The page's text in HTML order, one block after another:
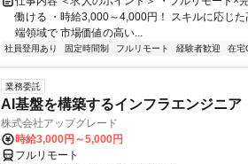
働ける ・時給3,000～4,000円！ スキルに応じ
端領域で 市場価値の高い...
社員登用あり 固定時間制 フルリモート 経験者歓迎 在宅
業務委託
AI基盤を構築するインフラエンジニア
株式会社アップグレード
時給3,000円～5,000円
フルリモート